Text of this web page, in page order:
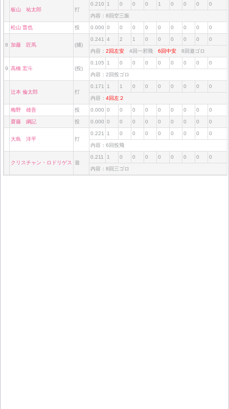
板山 祐太郎 打
0.210 1 0 0 0 1 0 0 0 0
内容：8回空三振
松山 晋也 投 0.000 0 0 0 0 0 0 0 0 0
8 加藤 匠馬 (捕)
0.241 4 2 1 0 0 0 0 0 0
内容： 2回左安 4回一邪飛 6回中安 8回遊ゴロ
9 高橋 宏斗 (投)
0.105 1 0 0 0 0 0 0 0 0
内容：2回投ゴロ
辻本 倫太郎 打
0.171 1 1 0 0 0 0 0 0 0
内容： 4回左２
梅野 雄吾 投 0.000 0 0 0 0 0 0 0 0 0
齋藤 綱記 投 0.000 0 0 0 0 0 0 0 0 0
大島 洋平 打
0.221 1 0 0 0 0 0 0 0 0
内容：6回投飛
クリスチャン・ロドリゲス 遊
0.211 1 0 0 0 0 0 0 0 0
内容：8回三ゴロ